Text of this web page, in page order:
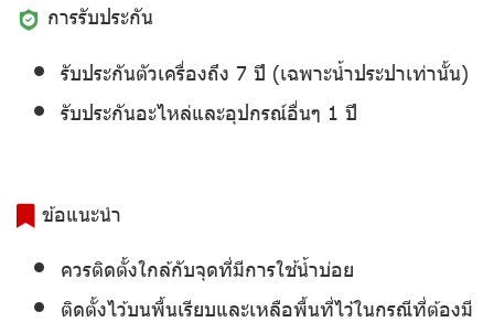
การรับประกัน
รับประกันตัวเครื่องถึง 7 ปี (เฉพาะน้ำประปาเท่านั้น)
รับประกันอะไหล่และอุปกรณ์อื่นๆ 1 ปี
ข้อแนะนำ️
ควรติดตั้งใกล้กับจุดที่มีการใช้น้ำบ่อย
ติดตั้งไว้บนพื้นเรียบและเหลือพื้นที่ไว้ในกรณีที่ต้องมี